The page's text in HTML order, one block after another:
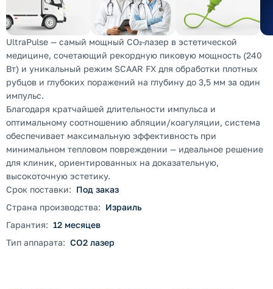
UltraPulse — самый мощный СО₂-лазер в эстетической
медицине, сочетающий рекордную пиковую мощность (240
Вт) и уникальный режим SCAAR FX для обработки плотных
рубцов и глубоких поражений на глубину до 3,5 мм за один
импульс.
Благодаря кратчайшей длительности импульса и
оптимальному соотношению абляции/коагуляции, система
обеспечивает максимальную эффективность при
минимальном тепловом повреждении — идеальное решение
для клиник, ориентированных на доказательную,
высокоточную эстетику.
Срок поставки: Под заказ
Страна производства: Израиль
Гарантия: 12 месяцев
Тип аппарата: CO2 лазер